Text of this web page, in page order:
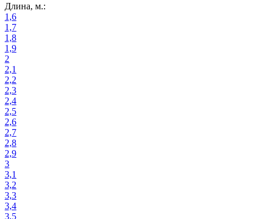
Длина, м.:
1,6
1,7
1,8
1,9
2
2,1
2,2
2,3
2,4
2,5
2,6
2,7
2,8
2,9
3
3,1
3,2
3,3
3,4
3,5